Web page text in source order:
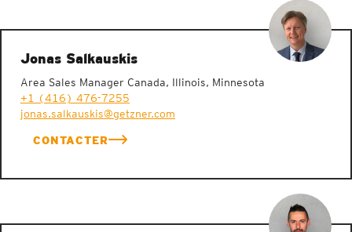
Jonas Salkauskis
Area Sales Manager Canada, Illinois, Minnesota
+1 (416) 476-7255
jonas.salkauskis@getzner.com
CONTACTER